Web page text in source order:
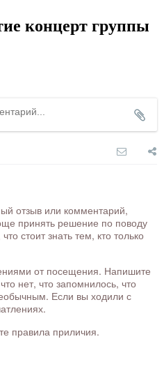
концерт группы
отзыв или комментарий,
принять решение по поводу
стоит знать тем, кто только
от посещения. Напишите
нет, что запомнилось, что
Если вы ходили с
правила приличия.